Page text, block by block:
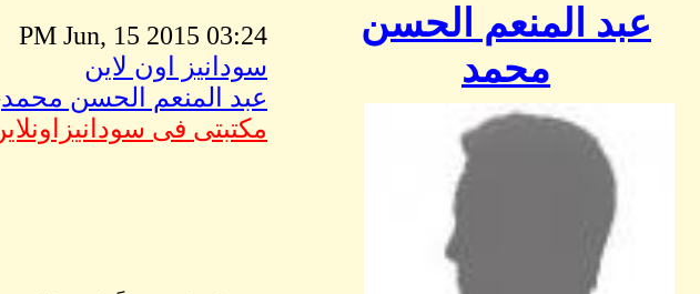
عبد المنعم الحسن
محمد
03:24 PM Jun, 15 2015
سودانيز اون لاين
عبد المنعم الحسن محمد
مكتبتى فى